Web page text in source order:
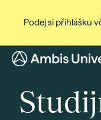
Podej si přihlášku